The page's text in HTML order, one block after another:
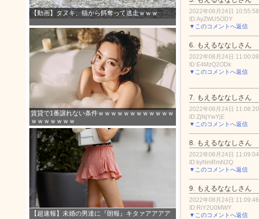
【動画】タヌキ、猫から餌奪って逃走ｗｗｗ
賃貸で1番譲れない条件ｗｗｗｗｗｗｗｗｗｗｗｗ
ｗｗｗｗｗｗｗ
【超速報】未婚の男達に『朗報』キタァアアアア
2022年08月24日 10:55:58
ID:AyZWU5ODY
▼このコメントへ返信
6. もえるななしさん
2022年08月24日 11:00:08
ID:E4MzQ2ODk
▼このコメントへ返信
7. もえるななしさん
2022年08月24日 11:08:20
ID:ZjNjYwYjE
▼このコメントへ返信
8. もえるななしさん
2022年08月24日 11:09:04
ID:kyNmRmN2Q
▼このコメントへ返信
9. もえるななしさん
2022年08月24日 11:09:46
ID:RiY2U0MWY
▼このコメントへ返信